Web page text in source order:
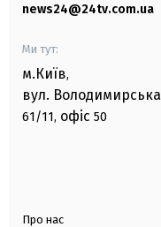
news24@24tv.com.ua
Ми тут:
м.Київ,
вул. Володимирська
61/11, офіс 50
Про нас